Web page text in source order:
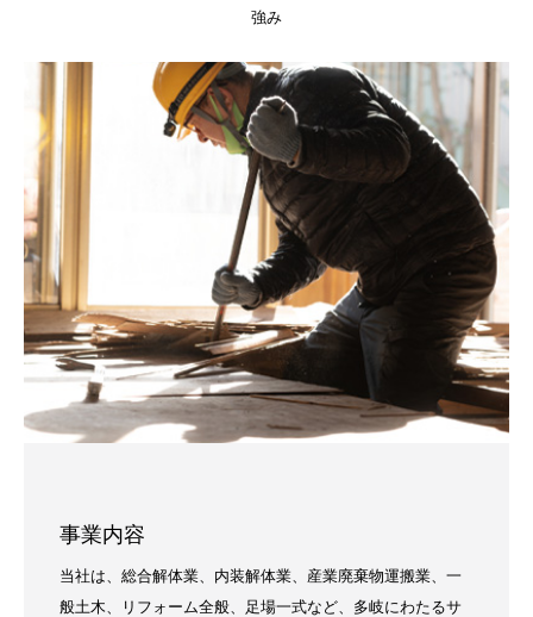
強み
事業内容
当社は、総合解体業、内装解体業、産業廃棄物運搬業、一
般土木、リフォーム全般、足場一式など、多岐にわたるサ